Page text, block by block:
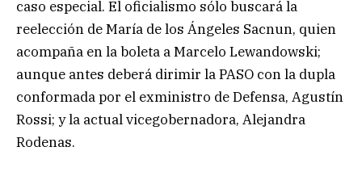
caso especial. El oficialismo sólo buscará la
reelección de María de los Ángeles Sacnun, quien
acompaña en la boleta a Marcelo Lewandowski;
aunque antes deberá dirimir la PASO con la dupla
conformada por el exministro de Defensa, Agustín
Rossi; y la actual vicegobernadora, Alejandra
Rodenas.